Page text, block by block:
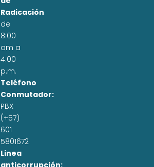
Radicación
de
8:00
am a
4:00
p.m.
Teléfono
Conmutador:
PBX
(+57)
601
5801672
Linea
anticorrupción: